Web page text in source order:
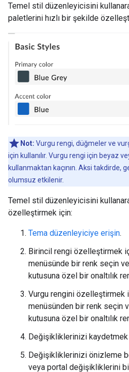
Temel stil düzenleyicisini
paletlerini hızlı bir şekilde
Not: Vurgu rengi, düğmeler ve
için kullanılır. Vurgu rengi için beyaz
kullanmaktan kaçının. Aksi takdirde,
olumsuz etkilenir.
Temel stil düzenleyicisini
özelleştirmek için:
Tema düzenleyiciye erişin.
Birincil rengi özelleştirmek
menüsünde bir renk seçin
kutusuna özel bir onaltılık
Vurgu rengini özelleştirmek
menüsünden bir renk seçin
kutusuna özel bir onaltılık
Değişikliklerinizi
Değişikliklerinizi önizleme
veya portal değişikliklerini